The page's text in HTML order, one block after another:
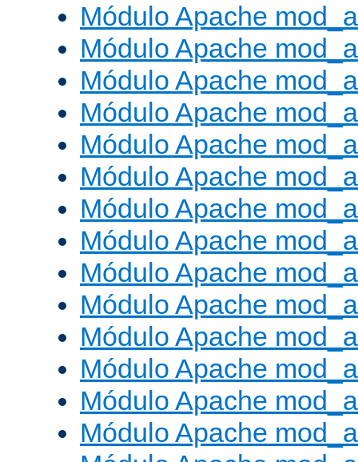
Módulo Apache
Módulo Apache
Módulo Apache
Módulo Apache
Módulo Apache
Módulo Apache
Módulo Apache
Módulo Apache
Módulo Apache
Módulo Apache
Módulo Apache
Módulo Apache
Módulo Apache
Módulo Apache